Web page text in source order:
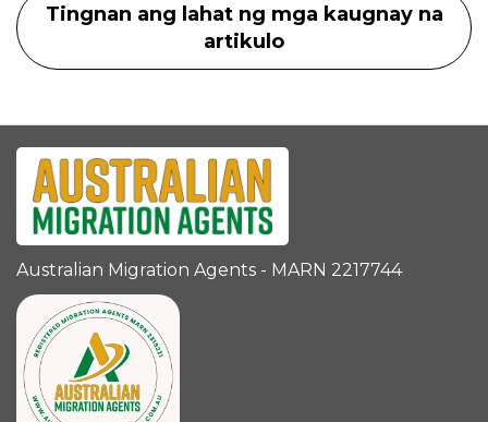
Tingnan ang lahat ng mga kaugnay na
artikulo
Australian Migration Agents - MARN 2217744